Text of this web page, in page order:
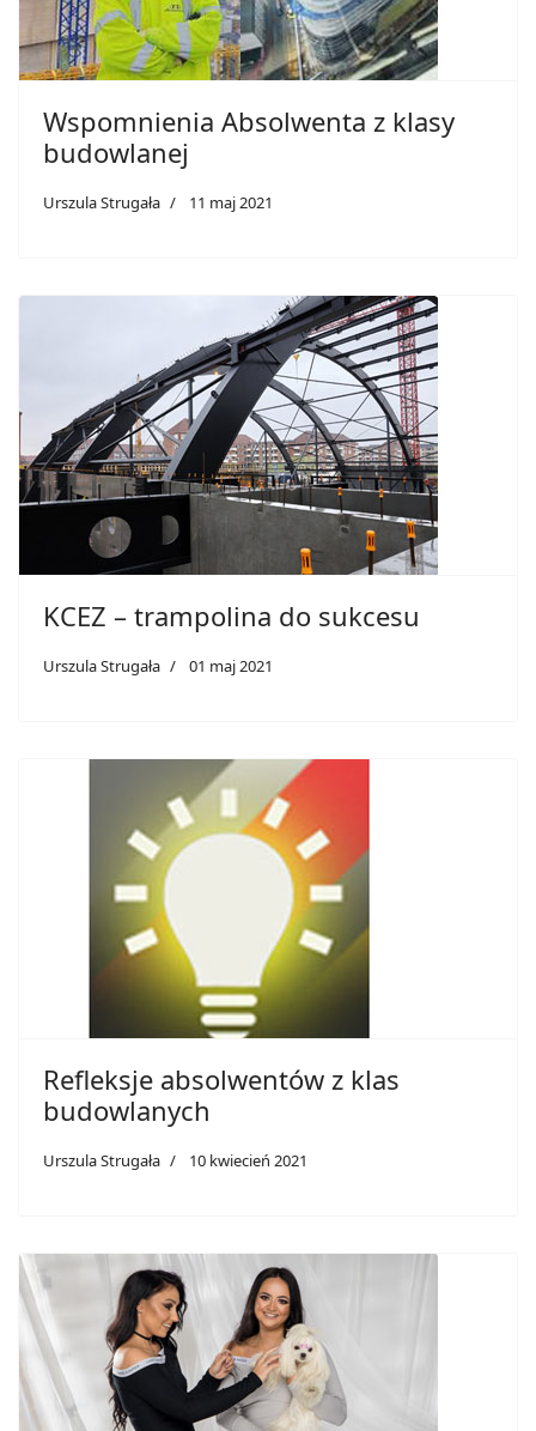
Wspomnienia Absolwenta z klasy
budowlanej
Urszula Strugała 11 maj 2021
KCEZ – trampolina do sukcesu
Urszula Strugała 01 maj 2021
Refleksje absolwentów z klas
budowlanych
Urszula Strugała 10 kwiecień 2021